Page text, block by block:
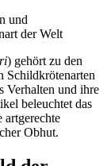
) gehört zu den
Schildkrötenarten
Verhalten und ihre
beleuchtet das
artgerechte
Obhut.